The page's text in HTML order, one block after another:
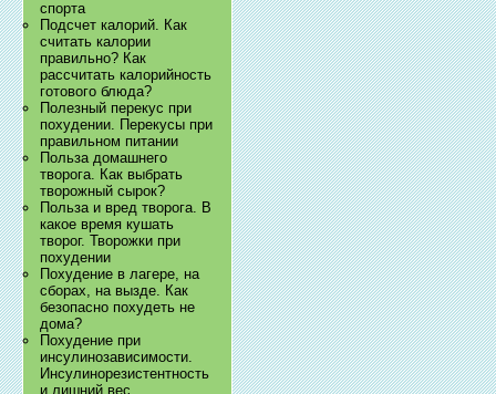
спорта
Подсчет калорий. Как
считать калории
правильно? Как
рассчитать калорийность
готового блюда?
Полезный перекус при
похудении. Перекусы при
правильном питании
Польза домашнего
творога. Как выбрать
творожный сырок?
Польза и вред творога. В
какое время кушать
творог. Творожки при
похудении
Похудение в лагере, на
сборах, на вызде. Как
безопасно похудеть не
дома?
Похудение при
инсулинозависимости.
Инсулинорезистентность
и лишний вес